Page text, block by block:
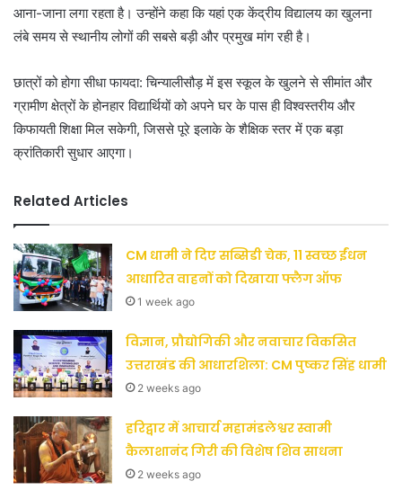
आना-जाना लगा रहता है। उन्होंने कहा कि यहां एक केंद्रीय विद्यालय का खुलना
लंबे समय से स्थानीय लोगों की सबसे बड़ी और प्रमुख मांग रही है।
छात्रों को होगा सीधा फायदा: चिन्यालीसौड़ में इस स्कूल के खुलने से सीमांत और
ग्रामीण क्षेत्रों के होनहार विद्यार्थियों को अपने घर के पास ही विश्वस्तरीय और
किफायती शिक्षा मिल सकेगी, जिससे पूरे इलाके के शैक्षिक स्तर में एक बड़ा
क्रांतिकारी सुधार आएगा।
Related Articles
CM धामी ने दिए सब्सिडी चेक, 11 स्वच्छ ईंधन
आधारित वाहनों को दिखाया फ्लैग ऑफ
1 week ago
विज्ञान, प्रौद्योगिकी और नवाचार विकसित
उत्तराखंड की आधारशिला: CM पुष्कर सिंह धामी
2 weeks ago
हरिद्वार में आचार्य महामंडलेश्वर स्वामी
कैलाशानंद गिरी की विशेष शिव साधना
2 weeks ago